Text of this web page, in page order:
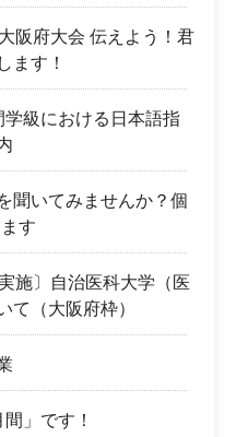
阪府大会 伝えよう！君
ます！
級における日本語指
聞いてみませんか？個
す
施〕自治医科大学（医
て（大阪府枠）
」です！